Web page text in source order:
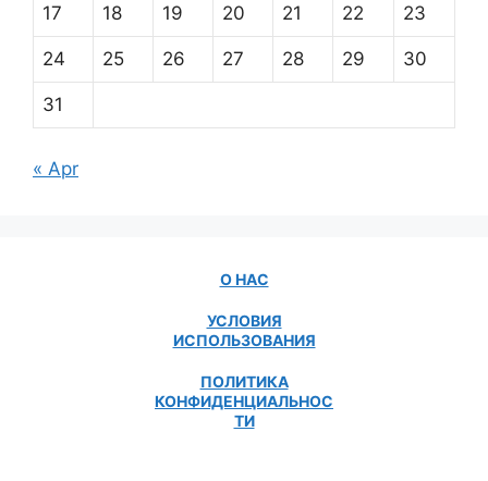
17 18 19 20 21 22 23
24 25 26 27 28 29 30
31
« Apr
О НАС
УСЛОВИЯ
ИСПОЛЬЗОВАНИЯ
ПОЛИТИКА
КОНФИДЕНЦИАЛЬНОС
ТИ